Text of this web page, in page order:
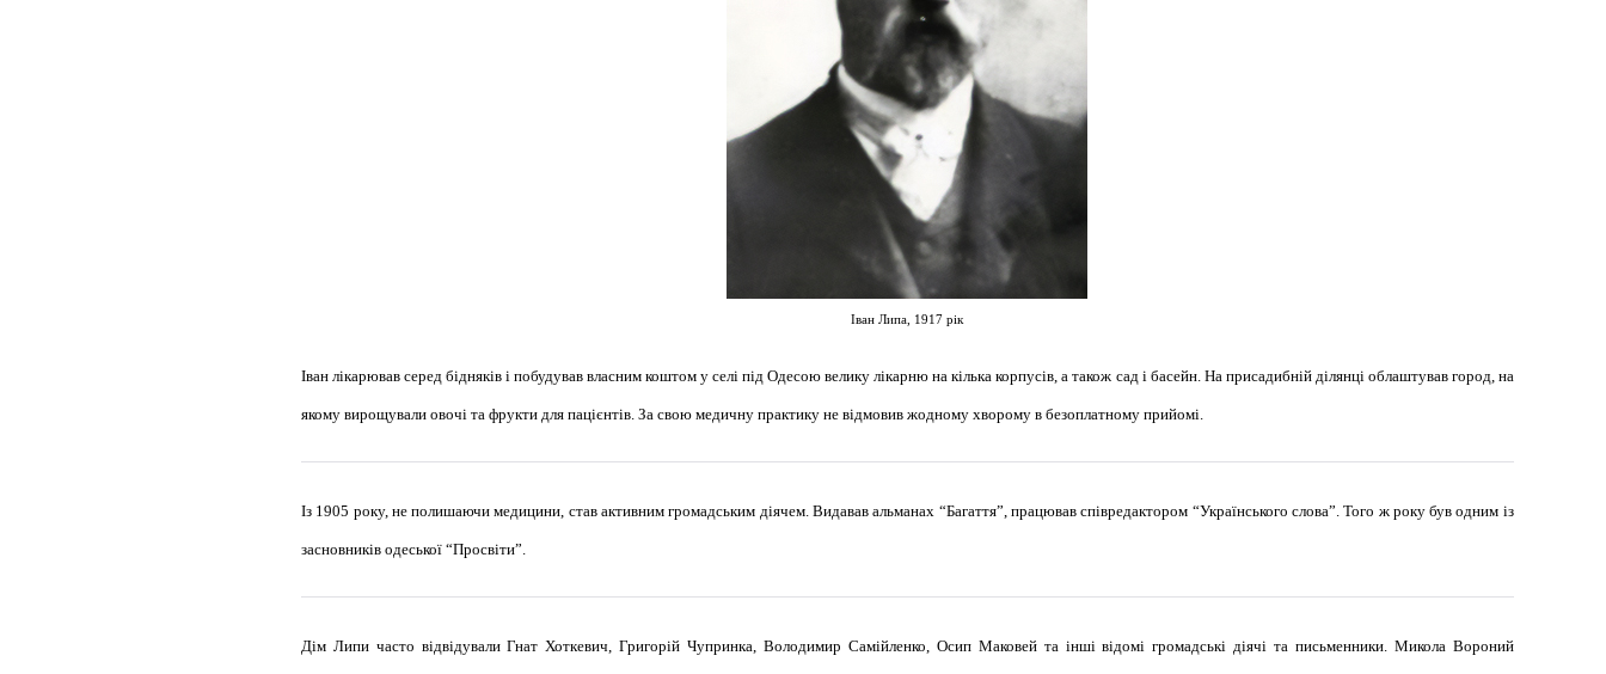
Іван Липа, 1917 рік
Іван лікарював серед бідняків і побудував власним коштом у селі під Одесою велику лікарню на кілька корпусів, а також сад і басейн. На присадибній ділянці облаштував город, на
якому вирощували овочі та фрукти для пацієнтів. За свою медичну практику не відмовив жодному хворому в безоплатному прийомі.
Із 1905 року, не полишаючи медицини, став активним громадським діячем. Видавав альманах “Багаття”, працював співредактором “Українського слова”. Того ж року був одним із
засновників одеської “Просвіти”.
Дім Липи часто відвідували Гнат Хоткевич, Григорій Чупринка, Володимир Самійленко, Осип Маковей та інші відомі громадські діячі та письменники. Микола Вороний